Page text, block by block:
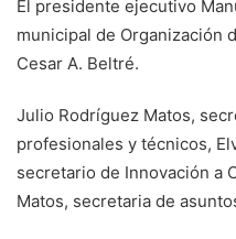
El presidente ejecutivo
municipal de Organización
Cesar A. Beltré.
Julio Rodríguez Matos,
profesionales y técnicos,
secretario de Innovación a
Matos, secretaria de